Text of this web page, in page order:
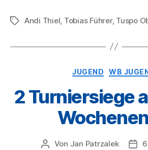
Schlagwörter
Andi Thiel Tobias Führer, Tuspo
JUGEND WB
2 Turniersiege
Beitragsautor
Von Jan Patrzalek